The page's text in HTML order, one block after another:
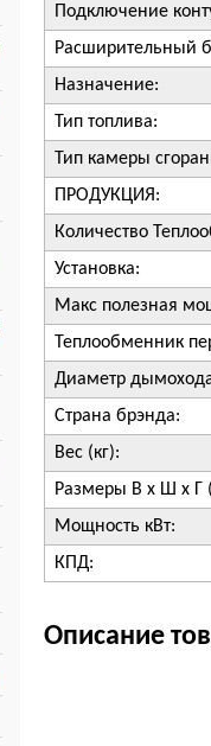
Подключение
Расширительный
Назначение:
Тип топлива:
Тип камеры
ПРОДУКЦИЯ:
Количество
Установка:
Макс полезная
Теплообменник
Диаметр
Страна брэнда:
Вес (кг):
Размеры В х Ш х Г
Мощность кВт:
КПД:
Описание